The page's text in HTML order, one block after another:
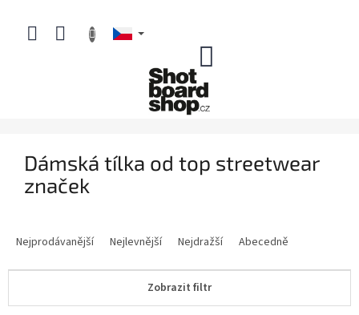
obsah
Dámská tílka od top streetwear
značek
e
í
Nejprodávanější Nejlevnější Nejdražší Abecedně
Zobrazit filtr